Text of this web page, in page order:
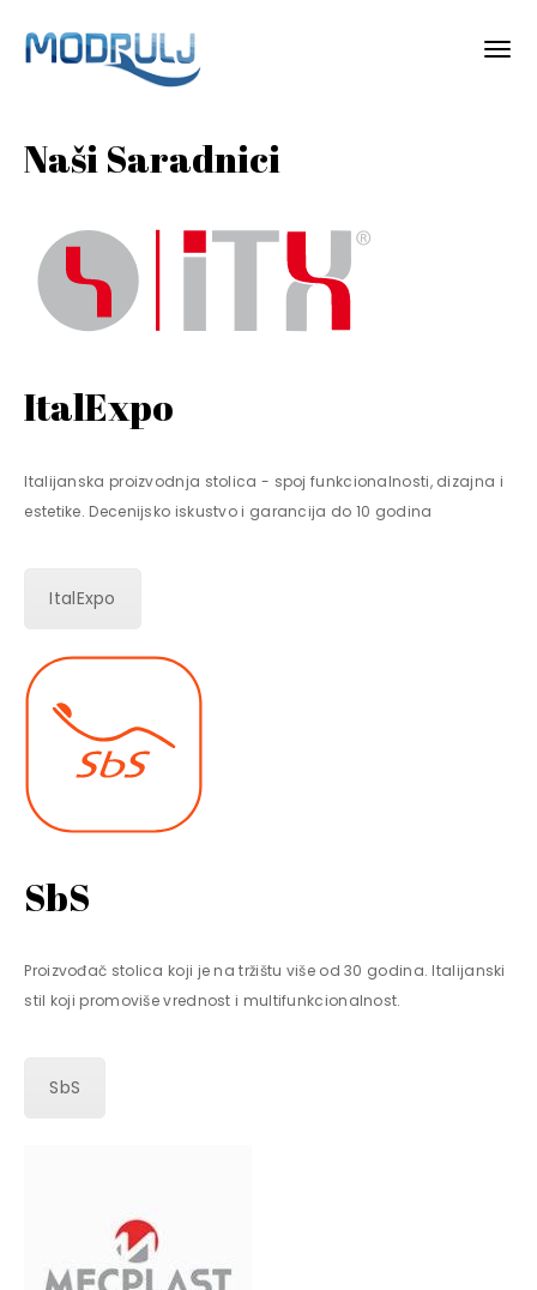
Naši Saradnici
ItalExpo
Italijanska proizvodnja stolica - spoj funkcionalnosti, dizajna i
estetike. Decenijsko iskustvo i garancija do 10 godina
ItalExpo
SbS
Proizvođač stolica koji je na tržištu više od 30 godina. Italijanski
stil koji promoviše vrednost i multifunkcionalnost.
SbS